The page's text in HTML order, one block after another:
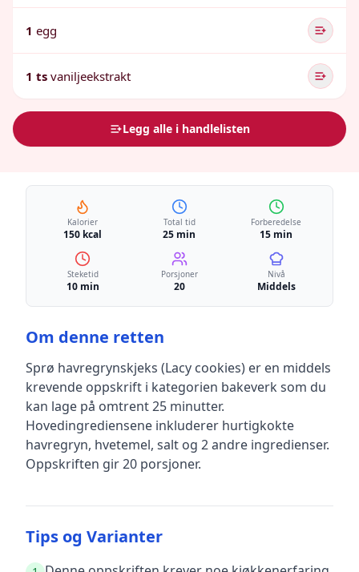
1 egg
1 ts vaniljeekstrakt
Legg alle i handlelisten
Kalorier
150 kcal
Total tid
25 min
Forberedelse
15 min
Steketid
10 min
Porsjoner
20
Nivå
Middels
Om denne retten
Sprø havregrynskjeks (Lacy cookies) er en middels
krevende oppskrift i kategorien bakeverk som du
kan lage på omtrent 25 minutter.
Hovedingrediensene inkluderer hurtigkokte
havregryn, hvetemel, salt og 2 andre ingredienser.
Oppskriften gir20 porsjoner.
Tips og Varianter